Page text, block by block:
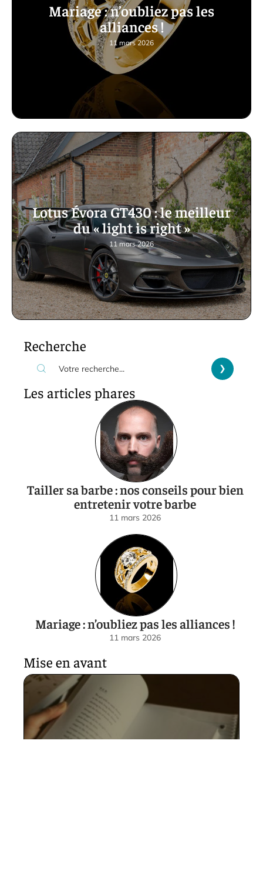
Mariage : n’oubliez pas les
alliances !
11 mars 2026
Lotus Évora GT430 : le meilleur
du « light is right »
11 mars 2026
Recherche
Les articles phares
Tailler sa barbe : nos conseils pour bien
entretenir votre barbe
11 mars 2026
Mariage : n’oubliez pas les alliances !
11 mars 2026
Mise en avant